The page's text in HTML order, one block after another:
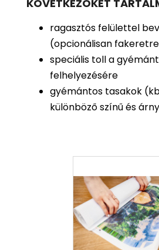
KÖVETKEZŐKET
ragasztós felülettel
(opcionálisan
speciális toll a
felhelyezésére
gyémántos tasakok
különböző színű és